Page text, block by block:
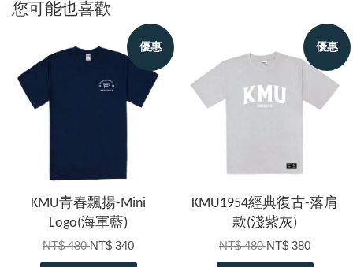
您可能也喜歡
優惠
KMU青春飄揚-Mini
Logo(海軍藍)
NT$ 480NT$ 340
優惠
KMU1954經典復古-落肩
款(淺紫灰)
NT$ 480NT$ 380